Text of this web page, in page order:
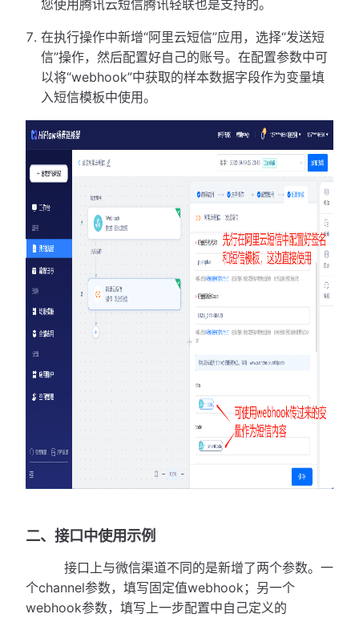
您使用腾讯云短信腾讯轻联也是支持的。
在执行操作中新增“阿里云短信”应用，选择“发送短
信”操作，然后配置好自己的账号。在配置参数中可
以将“webhook”中获取的样本数据字段作为变量填
入短信模板中使用。
二、接口中使用示例
接口上与微信渠道不同的是新增了两个参数。一
个channel参数，填写固定值webhook；另一个
webhook参数，填写上一步配置中自己定义的